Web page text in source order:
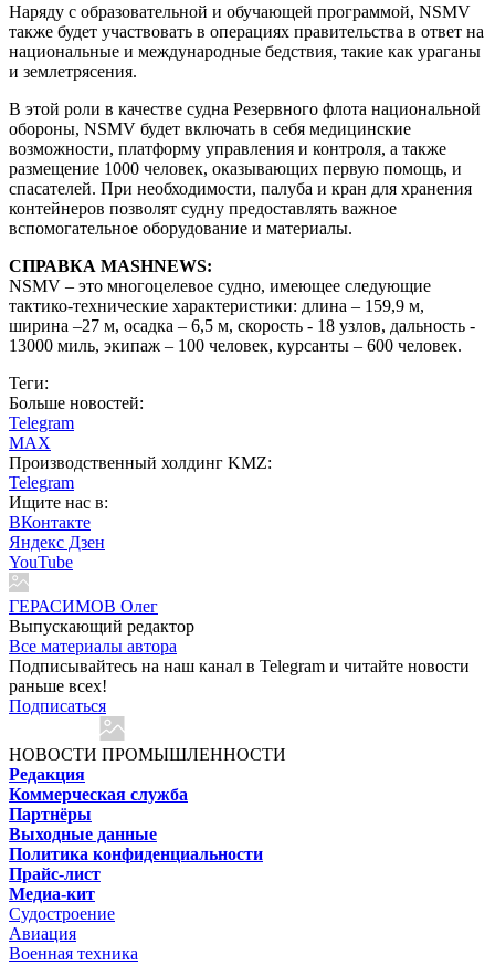
Наряду с образовательной и обучающей программой, NSMV
также будет участвовать в операциях правительства в ответ на
национальные и международные бедствия, такие как ураганы
и землетрясения.
В этой роли в качестве судна Резервного флота национальной
обороны, NSMV будет включать в себя медицинские
возможности, платформу управления и контроля, а также
размещение 1000 человек, оказывающих первую помощь, и
спасателей. При необходимости, палуба и кран для хранения
контейнеров позволят судну предоставлять важное
вспомогательное оборудование и материалы.
СПРАВКА MASHNEWS:
NSMV – это многоцелевое судно, имеющее следующие
тактико-технические характеристики: длина – 159,9 м,
ширина –27 м, осадка – 6,5 м, скорость - 18 узлов, дальность -
13000 миль, экипаж – 100 человек, курсанты – 600 человек.
Теги:
Больше новостей:
Telegram
MAX
Производственный холдинг KMZ:
Telegram
Ищите нас в:
ВКонтакте
Яндекс Дзен
YouTube
ГЕРАСИМОВ Олег
Выпускающий редактор
Все материалы автора
Подписывайтесь на наш канал в Telegram и читайте новости
раньше всех!
Подписаться
НОВОСТИ ПРОМЫШЛЕННОСТИ
Редакция
Коммерческая служба
Партнёры
Выходные данные
Политика конфиденциальности
Прайс-лист
Медиа-кит
Судостроение
Авиация
Военная техника